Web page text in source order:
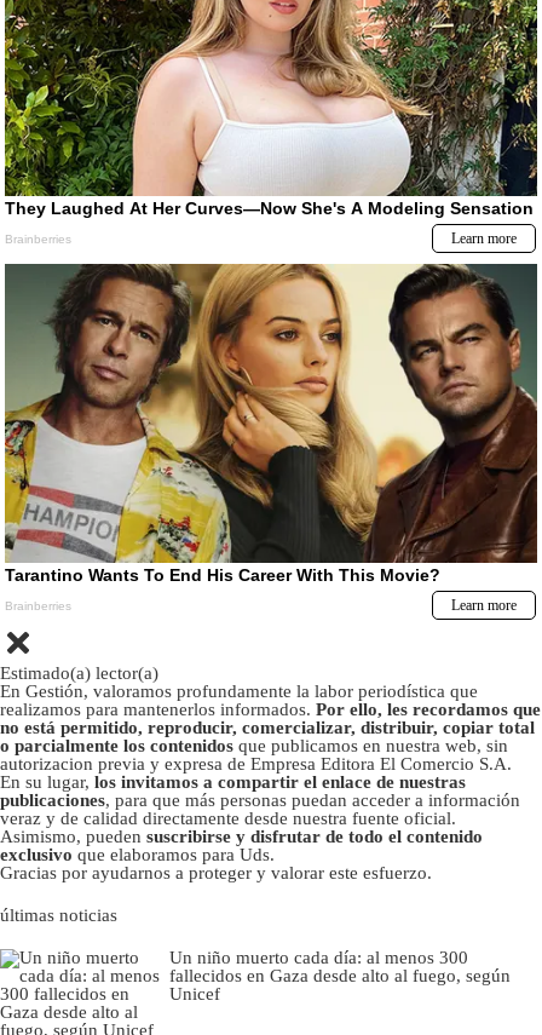
Estimado(a) lector(a)
En Gestión, valoramos profundamente la labor periodística que
realizamos para mantenerlos informados. Por ello, les recordamos que
no está permitido, reproducir, comercializar, distribuir, copiar total
o parcialmente los contenidos que publicamos en nuestra web, sin
autorizacion previa y expresa de Empresa Editora El Comercio S.A.
En su lugar, los invitamos a compartir el enlace de nuestras
publicaciones, para que más personas puedan acceder a información
veraz y de calidad directamente desde nuestra fuente oficial.
Asimismo, pueden suscribirse y disfrutar de todo el contenido
exclusivo que elaboramos para Uds.
Gracias por ayudarnos a proteger y valorar este esfuerzo.
últimas noticias
Un niño muerto cada día: al menos 300
fallecidos en Gaza desde alto al fuego, según
Unicef